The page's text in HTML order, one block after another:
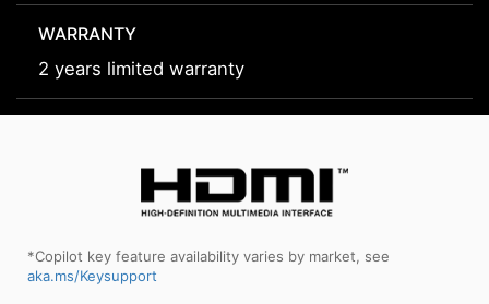
WARRANTY
2 years limited warranty
*Copilot key feature availability varies by market, see
aka.ms/Keysupport